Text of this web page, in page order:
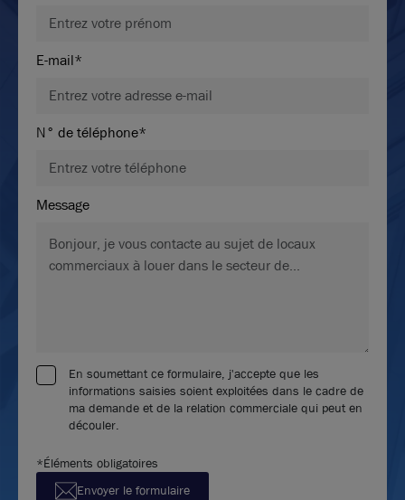
E-mail*
N° de téléphone*
Message
En soumettant ce formulaire, j'accepte que les
informations saisies soient exploitées dans le cadre de
ma demande et de la relation commerciale qui peut en
découler.
*Éléments obligatoires
Envoyer le formulaire